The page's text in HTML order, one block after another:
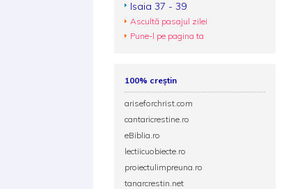
Isaia 37 - 39
Ascultă pasajul zilei
Pune-l pe pagina ta
100% creștin
ariseforchrist.com
cantaricrestine.ro
eBiblia.ro
lectiicuobiecte.ro
proiectulimpreuna.ro
tanarcrestin.net